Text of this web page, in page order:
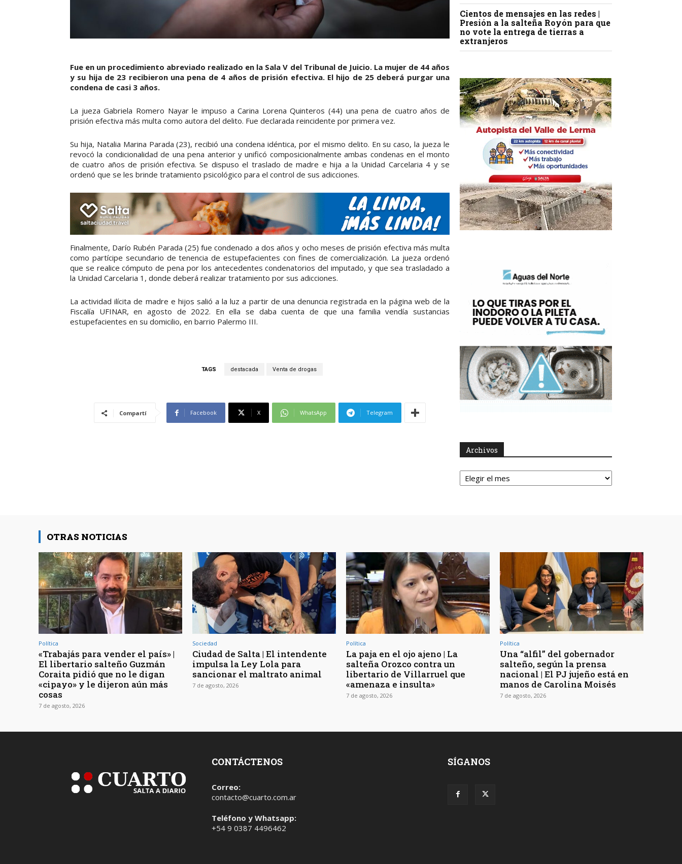
Fue en un procedimiento abreviado realizado en la Sala V del Tribunal de Juicio. La mujer de 44 años
y su hija de 23 recibieron una pena de 4 años de prisión efectiva. El hijo de 25 deberá purgar una
condena de casi 3 años.
La jueza Gabriela Romero Nayar le impuso a Carina Lorena Quinteros (44) una pena de cuatro años de
prisión efectiva más multa como autora del delito. Fue declarada reincidente por primera vez.
Su hija, Natalia Marina Parada (23), recibió una condena idéntica, por el mismo delito. En su caso, la jueza le
revocó la condicionalidad de una pena anterior y unificó composicionalmente ambas condenas en el monto
de cuatro años de prisión efectiva. Se dispuso el traslado de madre e hija a la Unidad Carcelaria 4 y se
ordenó que se les brinde tratamiento psicológico para el control de sus adicciones.
Finalmente, Darío Rubén Parada (25) fue condenado a dos años y ocho meses de prisión efectiva más multa
como partícipe secundario de tenencia de estupefacientes con fines de comercialización. La jueza ordenó
que se realice cómputo de pena por los antecedentes condenatorios del imputado, y que sea trasladado a
la Unidad Carcelaria 1, donde deberá realizar tratamiento por sus adicciones.
La actividad ilícita de madre e hijos salió a la luz a partir de una denuncia registrada en la página web de la
Fiscalía UFINAR, en agosto de 2022. En ella se daba cuenta de que una familia vendía sustancias
estupefacientes en su domicilio, en barrio Palermo III.
TAGS destacada Venta de drogas
Compartí Facebook X WhatsApp Telegram
Cientos de mensajes en las redes |
Presión a la salteña Royón para que
no vote la entrega de tierras a
extranjeros
Archivos
Archivos
OTRAS NOTICIAS
Política
«Trabajás para vender el país» |
El libertario salteño Guzmán
Coraita pidió que no le digan
«cipayo» y le dijeron aún más
cosas
7 de agosto, 2026
Sociedad
Ciudad de Salta | El intendente
impulsa la Ley Lola para
sancionar el maltrato animal
7 de agosto, 2026
Política
La paja en el ojo ajeno | La
salteña Orozco contra un
libertario de Villarruel que
«amenaza e insulta»
7 de agosto, 2026
Política
Una “alfil” del gobernador
salteño, según la prensa
nacional | El PJ jujeño está en
manos de Carolina Moisés
7 de agosto, 2026
CONTÁCTENOS
Correo:
contacto@cuarto.com.ar
Teléfono y Whatsapp:
+54 9 0387 4496462
SÍGANOS